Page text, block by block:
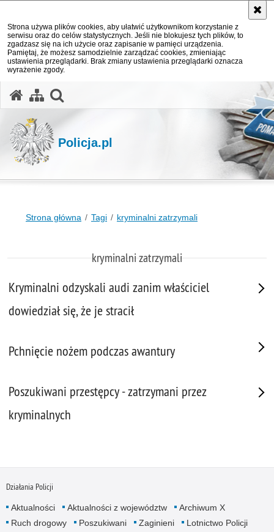
Strona używa plików cookies, aby ułatwić użytkownikom korzystanie z
serwisu oraz do celów statystycznych. Jeśli nie blokujesz tych plików, to
zgadzasz się na ich użycie oraz zapisanie w pamięci urządzenia.
Pamiętaj, że możesz samodzielnie zarządzać cookies, zmieniając
ustawienia przeglądarki. Brak zmiany ustawienia przeglądarki oznacza
wyrażenie zgody.
Policja.pl
Strona główna Tagi kryminalni zatrzymali
kryminalni zatrzymali
Kryminalni odzyskali audi zanim właściciel
dowiedział się, że je stracił
Pchnięcie nożem podczas awantury
Poszukiwani przestępcy - zatrzymani przez
kryminalnych
Działania Policji
Aktualności Aktualności z województw
Archiwum X
Ruch drogowy
Poszukiwani Zaginieni
Lotnictwo Policji